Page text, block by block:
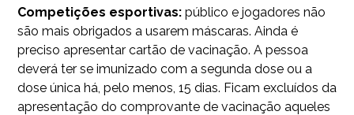
Competições esportivas: público e jogadores não
são mais obrigados a usarem máscaras. Ainda é
preciso apresentar cartão de vacinação. A pessoa
deverá ter se imunizado com a segunda dose ou a
dose única há, pelo menos, 15 dias. Ficam excluídos da
apresentação do comprovante de vacinação aqueles